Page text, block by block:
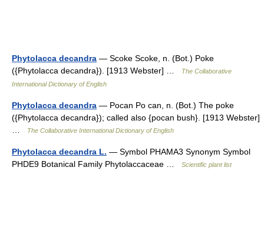
Phytolacca decandra — Scoke Scoke, n. (Bot.) Poke
({Phytolacca decandra}). [1913 Webster] …
The Collaborative
International Dictionary of English
Phytolacca decandra — Pocan Po can, n. (Bot.) The poke
({Phytolacca decandra}); called also {pocan bush}. [1913 Webster]
The Collaborative International Dictionary of English
Phytolacca decandra L. — Symbol PHAMA3 Synonym Symbol
PHDE9 Botanical Family Phytolaccaceae …
Scientific plant list